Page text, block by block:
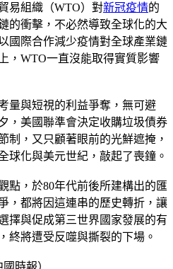
易組織（WTO）對新冠疫情的
的衝擊，不必然導致全球化的大
國際合作減少疫情對全球產業鏈
，WTO一直沒能取得實質影響
量與短視的利益爭奪，無可避
，美國聯準會決定收購垃圾債券
制，又只顧著眼前的光鮮遮掩，
球化與美元世紀，敲起了喪鐘。
點，於80年代前後所建構出的匯
，都將因這連串的歷史轉折，讓
擇與促成第三世界國家發展的有
終將遭受反噬與撕裂的下場。
時報）